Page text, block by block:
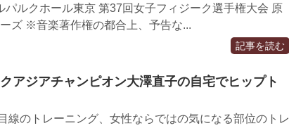
パルクホール東京 第37回女子フィジーク選手権大会 原
ズ ※音楽著作権の都合上、予告な...
記事を読む
アジアチャンピオン大澤直子の自宅でヒップト
線のトレーニング、女性ならではの気になる部位のトレ